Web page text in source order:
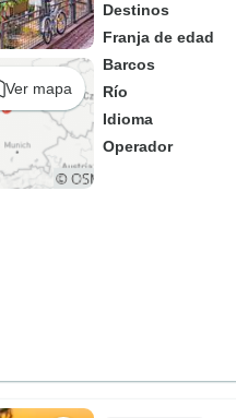
Ver mapa
Destinos
Franja de edad
Barcos
Río
Idioma
Operador